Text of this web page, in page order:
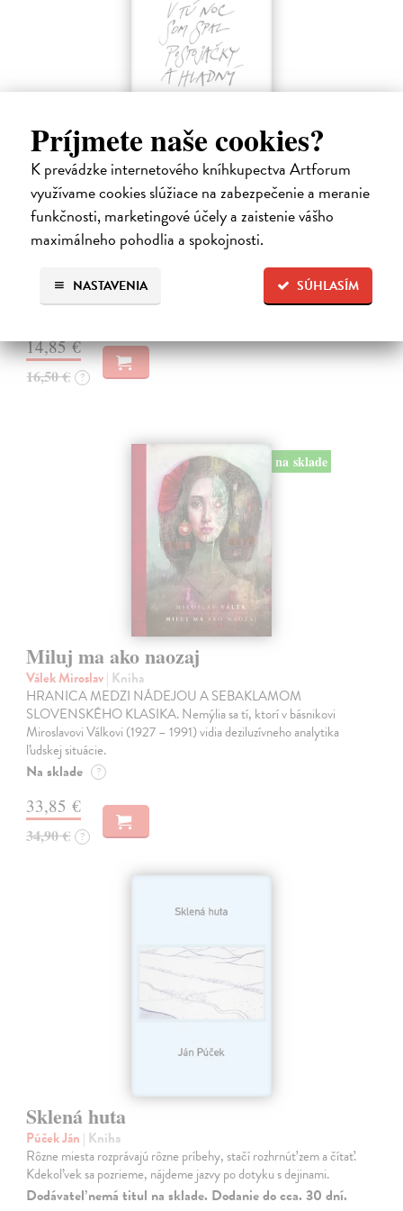
Príjmete naše cookies?
K prevádzke internetového kníhkupectva Artforum
využívame cookies slúžiace na zabezpečenie a meranie
funkčnosti, marketingové účely a zaistenie vášho
maximálneho pohodlia a spokojnosti.
SÚHLASÍM
NASTAVENIA
V tú noc som spal postojačky a hladný
Švábenský Waldemar| Kniha
Kniha V tú noc som spal postojačky a hladný je poetickým denníkom
nespavého pozorovateľa sveta, ktorý sa prebíja životom s otvorenými
očami a srdcom. Waldemar Švábenský v nej destiluje desať rokov
básnických…
Na sklade
14,85 €
16,50 € ?
na sklade
Miluj ma ako naozaj
Válek Miroslav| Kniha
HRANICA MEDZI NÁDEJOU A SEBAKLAMOM
SLOVENSKÉHO KLASIKA. Nemýlia sa tí, ktorí v básnikovi
Miroslavovi Válkovi (1927 – 1991) vidia deziluzívneho analytika
ľudskej situácie.
Na sklade ?
33,85 €
34,90 € ?
Sklená huta
Púček Ján | Kniha
Rôzne miesta rozprávajú rôzne príbehy, stačí rozhrnúť zem a čítať.
Kdekoľvek sa pozrieme, nájdeme jazvy po dotyku s dejinami.
Dodávateľ nemá titul na sklade. Dodanie do cca. 30 dní.